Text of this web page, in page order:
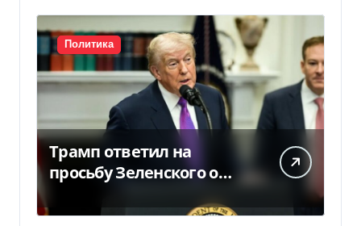
Политика
Трамп ответил на
просьбу Зеленского о
предоставлении Украине
ракет Patriot (видео)